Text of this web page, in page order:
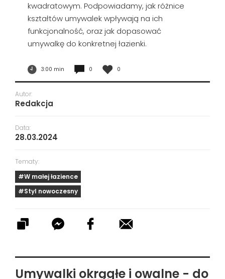
kwadratowym. Podpowiadamy, jak różnice
kształtów umywalek wpływają na ich
funkcjonalność, oraz jak dopasować
umywalkę do konkretnej łazienki.
3:00 min 0 0
Umywalki okrągłe i owalne - do
Autor:
Redakcja
Data:
28.03.2024
Tematy:
#W małej łazience
#Styl nowoczesny